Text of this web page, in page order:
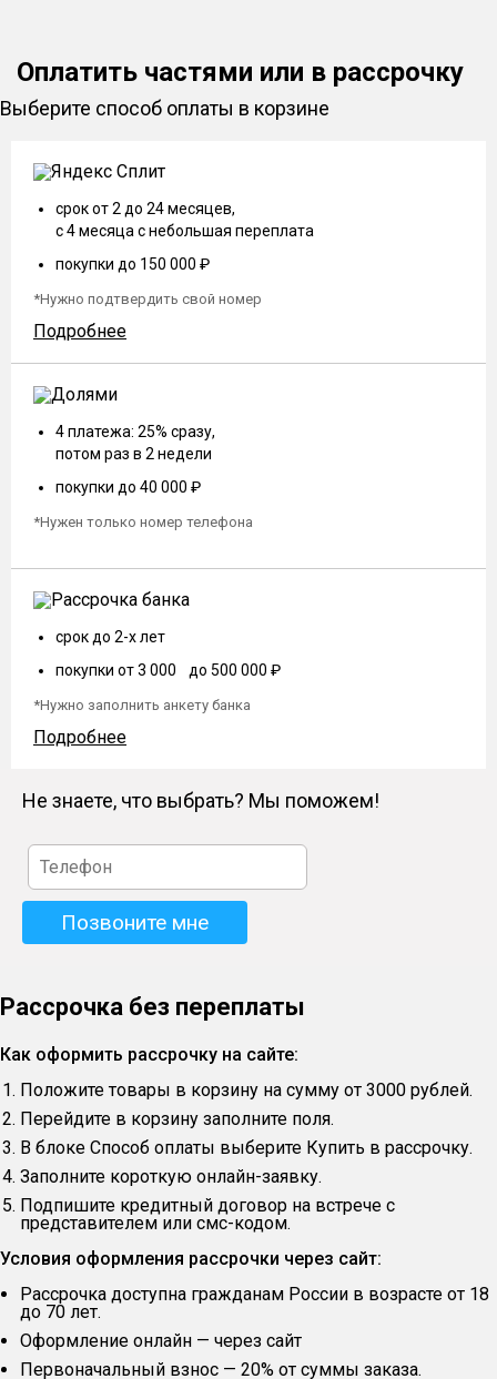
Оплатить частями или в рассрочку
Выберите способ оплаты в корзине
срок от 2 до 24 месяцев,
с 4 месяца с небольшая переплата
покупки до 150 000 ₽
*Нужно подтвердить свой номер
Подробнее
4 платежа: 25% сразу,
потом раз в 2 недели
покупки до 40 000 ₽
*Нужен только номер телефона
срок до 2-х лет
покупки от 3 000 до 500 000 ₽
*Нужно заполнить анкету банка
Подробнее
Не знаете, что выбрать? Мы поможем!
Рассрочка без переплаты
Как оформить рассрочку на сайте:
Положите товары в корзину на сумму от 3000 рублей.
Перейдите в корзину заполните поля.
В блоке Способ оплаты выберите Купить в рассрочку.
Заполните короткую онлайн-заявку.
Подпишите кредитный договор на встрече с
представителем или смс-кодом.
Условия оформления рассрочки через сайт:
Рассрочка доступна гражданам России в возрасте от 18
до 70 лет.
Оформление онлайн — через сайт
Первоначальный взнос — 20% от суммы заказа.